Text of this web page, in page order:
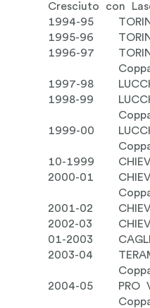
Cresciuto con
1994-95
1995-96
1996-97
1997-98
1998-99
1999-00
10-1999
2000-01
2001-02
2002-03
01-2003
2003-04
2004-05
PRO